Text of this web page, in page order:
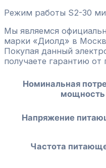
Режим работы S2-30
Мы являемся
марки «Диолд» в
Покупая данный
получаете гарантию от
Номинальная
мощность
Напряжение
Частота